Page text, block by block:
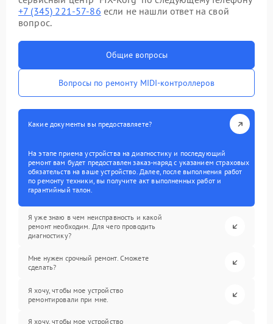
+7 (345) 221-57-86 если не нашли ответ на свой
вопрос.
Общие вопросы
Вопросы по ремонту MIDI-контроллеров
Какие документы вы предоставляете?
На этапе приема устройства на диагностику и последующий
ремонт вам будет предоставлен заказ-наряд с указанием страховых
обязательств на ваше устройство. Далее, после выполнения работ
по ремонту техники, вы получите акт выполненных работ и
гарантийный талон.
Я уже знаю в чем неисправность и какой
ремонт необходим. Для чего проводить
диагностику?
Мне нужен срочный ремонт. Сможете
сделать?
Я хочу, чтобы мое устройство
ремонтировали при мне.
Я хочу, чтобы мое устройство